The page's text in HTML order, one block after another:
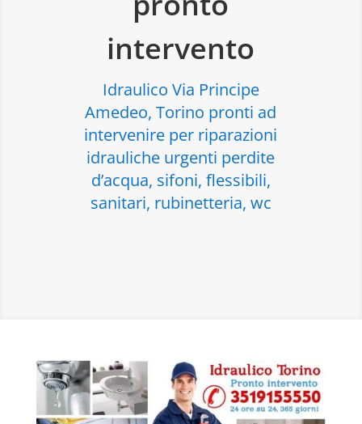
intervento
Idraulico Via Principe
Amedeo, Torino pronti ad
intervenire per riparazioni
idrauliche urgenti perdite
d’acqua, sifoni, flessibili,
sanitari, rubinetteria, wc